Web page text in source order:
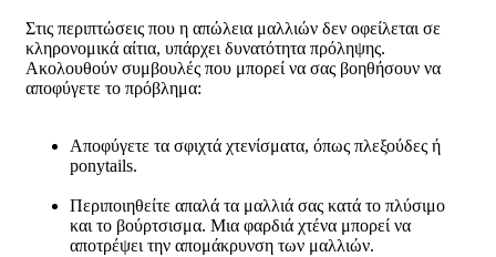
Στις περιπτώσεις που η απώλεια μαλλιών δεν οφείλεται σε
κληρονομικά αίτια, υπάρχει δυνατότητα πρόληψης.
Ακολουθούν συμβουλές που μπορεί να σας βοηθήσουν να
αποφύγετε το πρόβλημα:
Αποφύγετε τα σφιχτά χτενίσματα, όπως πλεξούδες ή
ponytails.
Περιποιηθείτε απαλά τα μαλλιά σας κατά το πλύσιμο
και το βούρτσισμα. Μια φαρδιά χτένα μπορεί να
αποτρέψει την απομάκρυνση των μαλλιών.